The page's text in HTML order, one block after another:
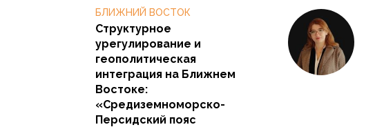
БЛИЖНИЙ ВОСТОК
Структурное
урегулирование и
геополитическая
интеграция на Ближнем
Востоке:
«Средиземноморско-
Персидский пояс